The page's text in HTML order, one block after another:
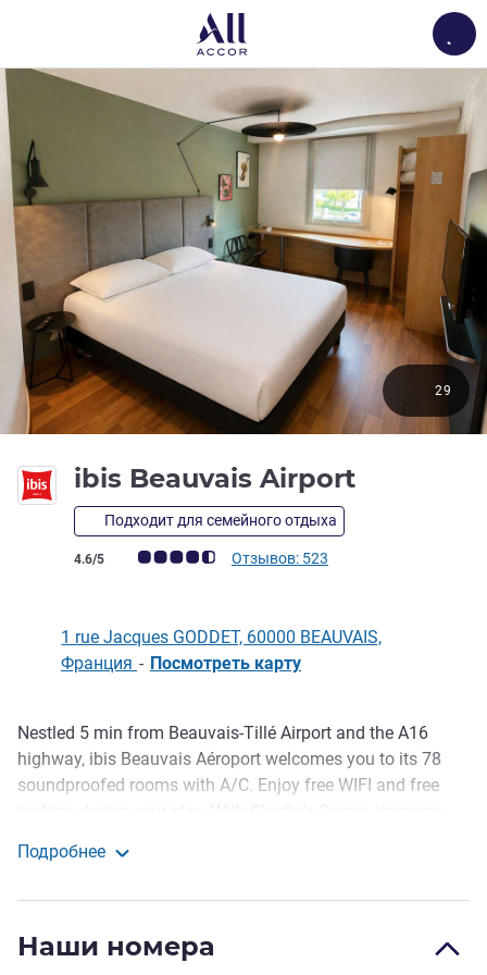
ibis Beauvais Airport
Подходит для семейного отдыха
Примечание: отзывы клиентов (Рейтинг ALL)
4.6/5 Отзывов: 523
29
1 rue Jacques GODDET, 60000 BEAUVAIS,
Франция - Посмотреть карту
Описание
Nestled 5 min from Beauvais-Tillé Airport and the A16
highway, ibis Beauvais Aéroport welcomes you to its 78
soundproofed rooms with A/C. Enjoy free WIFI and free
terrace, play foosball or a fun game of darts. Whether it's
Each year, Beauvais offers a varied program of events. It's
a 15-minute walk to one of the region's beautiful
Подробнее
Наши номера